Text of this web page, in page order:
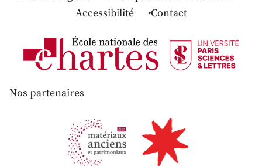
Accessibilité
Contact
Nos partenaires